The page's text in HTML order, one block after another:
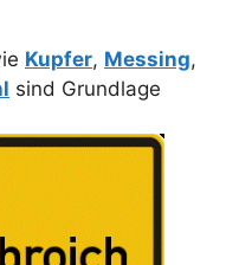
Kupfer, Messing,
sind Grundlage